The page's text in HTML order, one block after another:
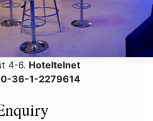
4-6. Hoteltelnet
36-1-2279614